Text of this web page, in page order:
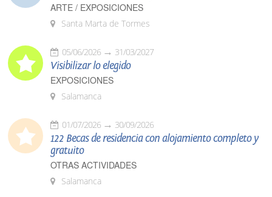
ARTE / EXPOSICIONES
Santa Marta de Tormes
05/06/2026 31/03/2027
Visibilizar lo elegido
EXPOSICIONES
Salamanca
01/07/2026 30/09/2026
122 Becas de residencia con alojamiento completo y
gratuito
OTRAS ACTIVIDADES
Salamanca